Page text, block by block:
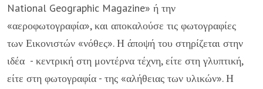
National Geographic Magazine» ή την
«αεροφωτογραφία», και αποκαλούσε τις φωτογραφίες
των Εικονιστών «νόθες». Η άποψή του στηρίζεται στην
ιδέα - κεντρική στη μοντέρνα τέχνη, είτε στη γλυπτική,
είτε στη φωτογραφία - της «αλήθειας των υλικών». Η